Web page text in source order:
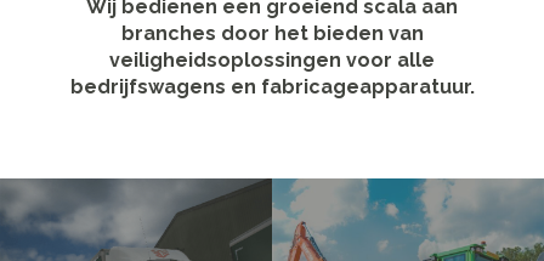
Wij bedienen een groeiend scala aan
branches door het bieden van
veiligheidsoplossingen voor alle
bedrijfswagens en fabricageapparatuur.